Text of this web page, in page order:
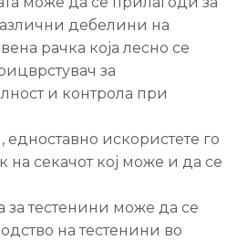
дебелини на
рачка која лесно се
за
и контрола при
искористете го
на секачот кој може и да се
тестенини може да се
на тестенини во